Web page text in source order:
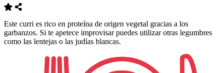
Este curri es rico en proteína de origen vegetal gracias a los
garbanzos. Si te apetece improvisar puedes utilizar otras legumbres
como las lentejas o las judías blancas.